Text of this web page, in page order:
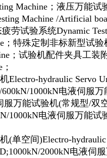
Machine； 液压万能试
Machine /Artificial
劳试验系统Dynamic
； 特殊定制非标新型试验
；试验机配件夹具工装
；
hydraulic Servo
1000kN电液伺服
万能试验机(常规型/双
1000kN电液伺服万能试
(单空间)Electro-hydraulic
2000kN电液伺